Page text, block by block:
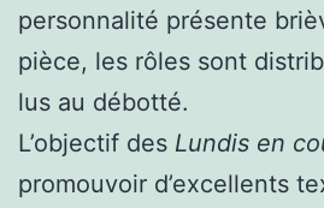
personnalité présente
pièce, les rôles sont
lus au débotté.
L’objectif des Lundis en
promouvoir d’excellents